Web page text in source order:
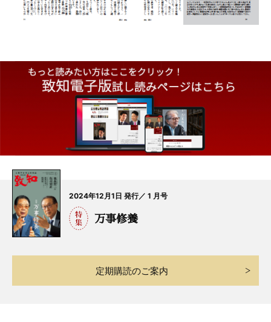
2024年12月1日 発行／ 1 月号
万事修養
定期購読のご案内